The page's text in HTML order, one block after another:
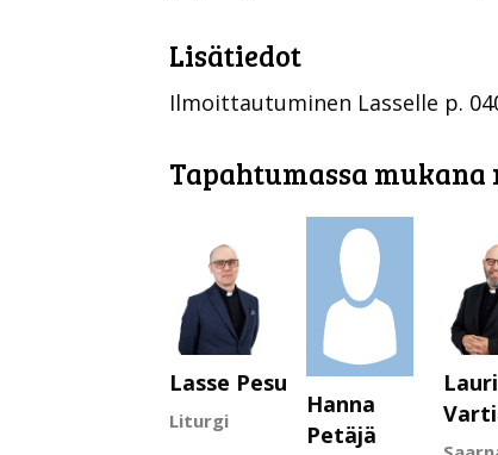
Lisätiedot
Ilmoittautuminen Lasselle p.
Tapahtumassa mukana
Lasse Pesu
Liturgi
Hanna
Petäjä
Lauri